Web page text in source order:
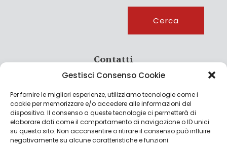
Gestisci Consenso Cookie
Per fornire le migliori esperienze, utilizziamo tecnologie come i
cookie per memorizzare e/o accedere alle informazioni del
dispositivo. Il consenso a queste tecnologie ci permetterà di
elaborare dati come il comportamento di navigazione o ID unici
su questo sito. Non acconsentire o ritirare il consenso può influire
negativamente su alcune caratteristiche e funzioni.
Cerca
Contatti
info@culturagroalimentare.com
Note legali
Privacy Policy